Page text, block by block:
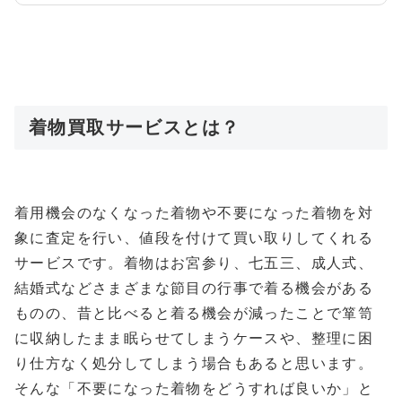
着物買取サービスとは？
着用機会のなくなった着物や不要になった着物を対
象に査定を行い、値段を付けて買い取りしてくれる
サービスです。着物はお宮参り、七五三、成人式、
結婚式などさまざまな節目の行事で着る機会がある
ものの、昔と比べると着る機会が減ったことで箪笥
に収納したまま眠らせてしまうケースや、整理に困
り仕方なく処分してしまう場合もあると思います。
そんな「不要になった着物をどうすれば良いか」と